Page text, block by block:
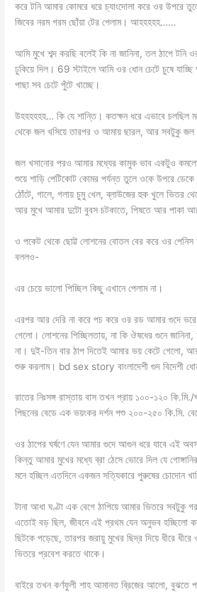
করে টনি আমার কোমরে ধরে চ্যাংদোলা করে ওর উপরে
জিবের নরম গরম ছোঁয়া টের পেলাম। আহহহহহ……
আমি মুখে শব্দ করছি বলেই কি না জানিনা, তল ঠাপে টনি
ঢুকিয়ে দিল। 69 স্টাইলে আমি ওর ধোন চেটে চুষে
পাছা সব চেটে পুঁটে খাচ্ছে।
উহহহহহহ… কি যে শান্তি। কতক্ষন ধরে এভাবে চলছিল
থেকে জল খসিয়ে তারপর ও আমায় ছারল, আর সবটুকু জল
জল খসানোর পরও আমার মধ্যের কামুক ভাব একটুও
শুয়ে শাড়ি পেটিকোট কোমর পর্যন্ত তুলে ওকে উপরে
ঠোঁটে, গালে, গলায় চুমু খেল, ব্লাউজের হুক খুলে ভিতর
আর মুখে আমার দুটো বুবস চটকাতে, পিষতে আর পাকা
ও পকেট থেকে ছোট্ট লোশনের বোতল বের করে ওর
বললও-
এর চেয়ে ভালো পিচ্ছিল কিছু এখানে পেলাম না।
এরপর আর দেরি না করে পচ করে ওর রড আমার গুদে ভরে
গেলো। লোশনের পিচ্ছিলতায়, না কি ঔষধের গুনে
না। দুই-তিন বার ঠাপ দিতেই আমার ভয় কেটে গেলো,
শুরু করলাম। bd sex story বাংলাদেশী গুদ বিদেশী
রাতের নিঃসঙ্গ রাস্তায় বাস তখন প্রায় ১০০-১২০
পিছনের বেডে এক ভয়ংকর দর্শন পশু ২০০-২৫০ কি.মি.
ওর ঠাপের ঘর্ষণে যেন আমার গুদে আগুন ধরে যাবে এই
কিন্তু আমার মুখের মধ্যে ব্রা ঠেসে ভোরে দিল যে
মনে হচ্ছিল এতদিনে একজন সত্যিকারে পুরুষের চোদোন
টানা আধা ঘণ্টা এক বেগে ঠাপিয়ে আমার ভিতরে সবটুকু
এতোই বড় ছিল, জীবনে এই প্রথম যেন অনুভব হচ্ছিলো
ছিটকে পড়েছে, তারপর জরায়ু মুখের ছিদ্র দিয়ে ধীরে
ভিতরে প্রবেশ করতে থাকে।
বাইরে তখন কর্ণফুলী শাহ আমানত ব্রিজের আলো, বুঝতে